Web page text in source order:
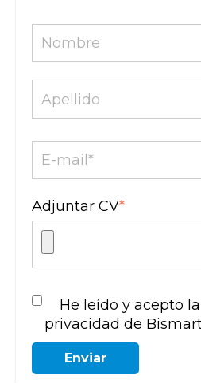
Adjuntar CV*
He leído y acepto
privacidad de